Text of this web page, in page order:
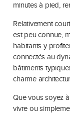
minutes à pied,
Relativement
est peu connue,
habitants y
connectés au
bâtiments
charme
Que vous soyez
vivre ou